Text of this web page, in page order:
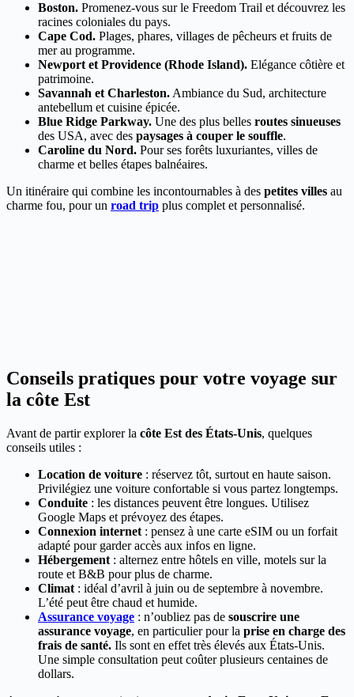
Boston. Promenez-vous sur le Freedom Trail et découvrez les
racines coloniales du pays.
Cape Cod. Plages, phares, villages de pêcheurs et fruits de
mer au programme.
Newport et Providence (Rhode Island). Elégance côtière et
patrimoine.
Savannah et Charleston. Ambiance du Sud, architecture
antebellum et cuisine épicée.
Blue Ridge Parkway. Une des plus belles routes sinueuses
des USA, avec des paysages à couper le souffle.
Caroline du Nord. Pour ses forêts luxuriantes, villes de
charme et belles étapes balnéaires.
Un itinéraire qui combine les incontournables à des petites villes au
charme fou, pour un road trip plus complet et personnalisé.
Conseils pratiques pour votre voyage sur
la côte Est
Avant de partir explorer la côte Est des États-Unis, quelques
conseils utiles :
Location de voiture : réservez tôt, surtout en haute saison.
Privilégiez une voiture confortable si vous partez longtemps.
Conduite : les distances peuvent être longues. Utilisez
Google Maps et prévoyez des étapes.
Connexion internet : pensez à une carte eSIM ou un forfait
adapté pour garder accès aux infos en ligne.
Hébergement : alternez entre hôtels en ville, motels sur la
route et B&B pour plus de charme.
Climat : idéal d’avril à juin ou de septembre à novembre.
L’été peut être chaud et humide.
Assurance voyage : n’oubliez pas de souscrire une
assurance voyage, en particulier pour la prise en charge des
frais de santé. Ils sont en effet très élevés aux États-Unis.
Une simple consultation peut coûter plusieurs centaines de
dollars.